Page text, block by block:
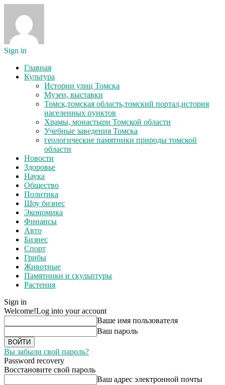
Sign in
Главная
Культура
Истории улиц Томска
Музеи, выставки
Томск,томская область,томский портал,история
населенных пунктов
Храмы, монастыри Томской области
Учебные заведения Томска
геологические памятники природы томской
области
Новости
Здоровье
Наука
Общество
Политика
Шоу бизнес
Экономика
Финансы
Авто
Бизнес
Спорт
Грибы
Животные
Памятники и скульптуры
Растения
Sign in
Welcome!Log into your account
Ваше имя пользователя
Ваш пароль
Вы забыли свой пароль?
Password recovery
Восстановите свой пароль
Ваш адрес электронной почты